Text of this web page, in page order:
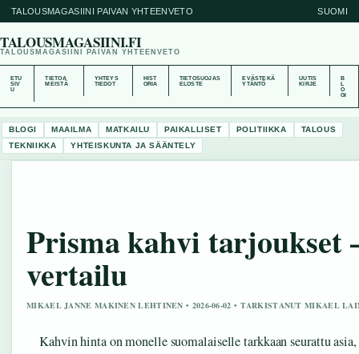
TALOUSMAGASIINI PAIVAN YHTEENVETO SUOMI
TALOUSMAGASIINI.FI
TALOUSMAGASIINI PAIVAN YHTEENVETO
ETU
SIV
U
TIETOA
MEISTÄ
YHTEYS
TIEDOT
HIST
ORIA
TIETOSUOJAS
ELOSTE
EVÄSTEKÄ
YTÄNTÖ
UUTIS
KIRJE
B
O
GI
BLOGI MAAILMA MATKAILU PAIKALLISET POLITIIKKA
TALOUS
TEKNIIKKA
YHTEISKUNTA JA SÄÄNTELY
Prisma kahvi tarjoukset
vertailu
MIKAEL JANNE MAKINEN LEHTINEN • 2026-06-02 • TARKISTANUT MIKAEL
Kahvin hinta on monelle suomalaiselle tarkkaan seurattu